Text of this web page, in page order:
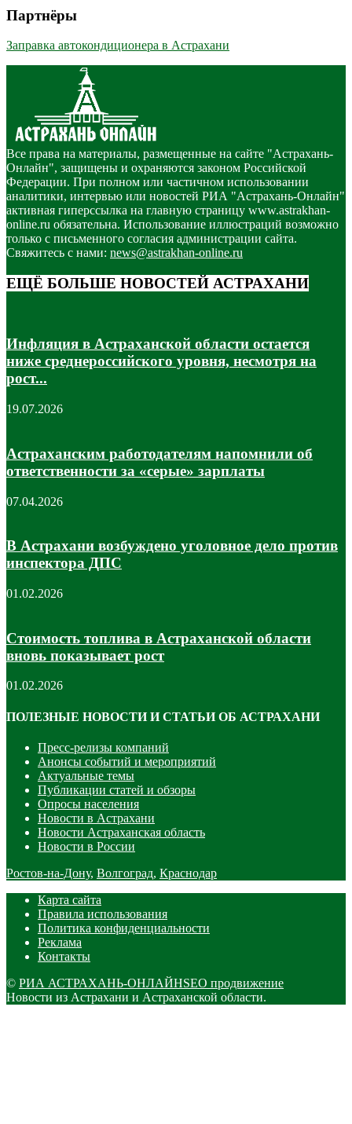
Партнёры
Заправка автокондиционера в Астрахани
Все права на материалы, размещенные на сайте "Астрахань-
Онлайн", защищены и охраняются законом Российской
Федерации. При полном или частичном использовании
аналитики, интервью или новостей РИА "Астрахань-Онлайн"
активная гиперссылка на главную страницу www.astrakhan-
online.ru обязательна. Использование иллюстраций возможно
только с письменного согласия администрации сайта.
Свяжитесь с нами: news@astrakhan-online.ru
ЕЩЁ БОЛЬШЕ НОВОСТЕЙ АСТРАХАНИ
Инфляция в Астраханской области остается
ниже среднероссийского уровня, несмотря на
рост...
19.07.2026
Астраханским работодателям напомнили об
ответственности за «серые» зарплаты
07.04.2026
В Астрахани возбуждено уголовное дело против
инспектора ДПС
01.02.2026
Стоимость топлива в Астраханской области
вновь показывает рост
01.02.2026
ПОЛЕЗНЫЕ НОВОСТИ И СТАТЬИ ОБ АСТРАХАНИ
Пресс-релизы компаний
Анонсы событий и мероприятий
Актуальные темы
Публикации статей и обзоры
Опросы населения
Новости в Астрахани
Новости Астраханская область
Новости в России
Ростов-на-Дону, Волгоград, Краснодар
Карта сайта
Правила использования
Политика конфиденциальности
Реклама
Контакты
© РИА АСТРАХАНЬ-ОНЛАЙНSEO продвижение
Новости из Астрахани и Астраханской области.